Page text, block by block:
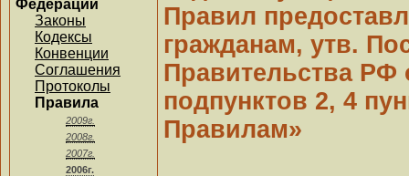
Федерации
Законы
Кодексы
Конвенции
Соглашения
Протоколы
Правила
2009г.
2008г.
2007г.
2006г.
Правил
гражданам, утв.
Правительства РФ
подпунктов 2, 4
Правилам»